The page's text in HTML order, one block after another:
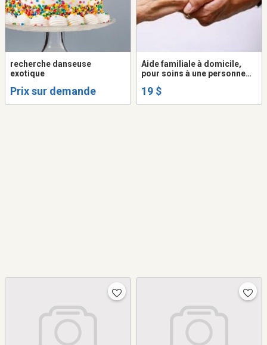
recherche danseuse
exotique
Prix sur demande
Aide familiale à domicile,
pour soins à une personne
19 $